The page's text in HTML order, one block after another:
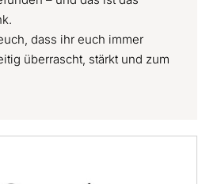
dass ihr euch immer
überrascht, stärkt und zum